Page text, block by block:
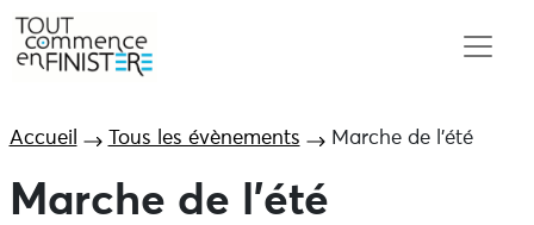
Accueil Tous les évènements Marche de l’été
Marche de l’été